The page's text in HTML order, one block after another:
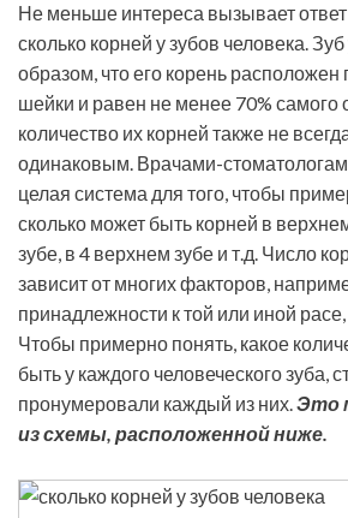
Не меньше интереса вызывает
сколько корней у зубов человека.
образом, что его корень
шейки и равен не менее 70% самого
количество их корней также не
одинаковым. Врачами-
целая система для того, чтобы
сколько может быть корней в
зубе, в 4 верхнем зубе и т.д. Число
зависит от многих факторов,
принадлежности к той или иной
Чтобы примерно понять, какое
быть у каждого человеческого зуба,
пронумеровали каждый из них.Это
из схемы, расположенной ниже.